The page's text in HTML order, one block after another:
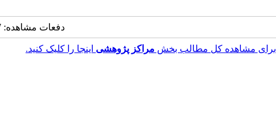
دفعات مشاهده: 17487 بار |
برای مشاهده کل مطالب بخش مراکز پژوهشی اینجا را کلیک کنید.